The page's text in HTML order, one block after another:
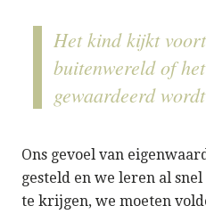
Het kind kijkt
buitenwereld of
gewaardeerd wordt
Ons gevoel van
gesteld en we leren al
te krijgen, we moeten